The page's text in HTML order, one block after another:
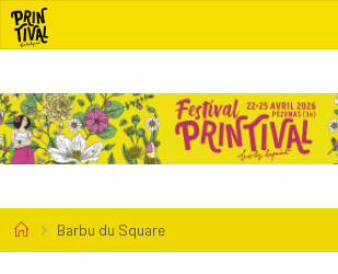
Skip
content
HomeBarbu du Square